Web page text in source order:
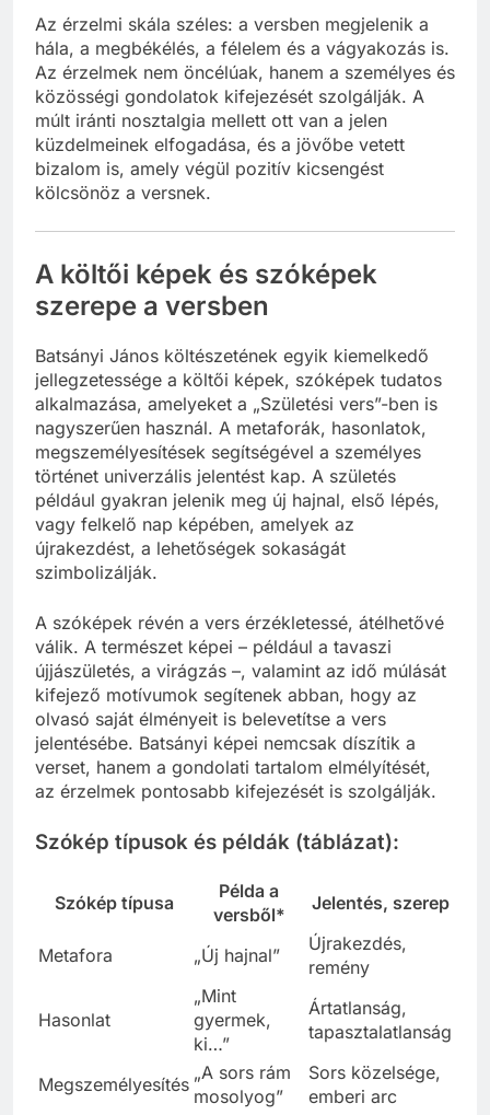
Az érzelmi skála széles: a versben megjelenik a
hála, a megbékélés, a félelem és a vágyakozás is.
Az érzelmek nem öncélúak, hanem a személyes és
közösségi gondolatok kifejezését szolgálják. A
múlt iránti nosztalgia mellett ott van a jelen
küzdelmeinek elfogadása, és a jövőbe vetett
bizalom is, amely végül pozitív kicsengést
kölcsönöz a versnek.
A költői képek és szóképek
szerepe a versben
Batsányi János költészetének egyik kiemelkedő
jellegzetessége a költői képek, szóképek tudatos
alkalmazása, amelyeket a „Születési vers”-ben is
nagyszerűen használ. A metaforák, hasonlatok,
megszemélyesítések segítségével a személyes
történet univerzális jelentést kap. A születés
például gyakran jelenik meg új hajnal, első lépés,
vagy felkelő nap képében, amelyek az
újrakezdést, a lehetőségek sokaságát
szimbolizálják.
A szóképek révén a vers érzékletessé, átélhetővé
válik. A természet képei – például a tavaszi
újjászületés, a virágzás –, valamint az idő múlását
kifejező motívumok segítenek abban, hogy az
olvasó saját élményeit is belevetítse a vers
jelentésébe. Batsányi képei nemcsak díszítik a
verset, hanem a gondolati tartalom elmélyítését,
az érzelmek pontosabb kifejezését is szolgálják.
Szókép típusok és példák (táblázat):
Szókép típusa
Példa a
versből*
Jelentés, szerep
Metafora „Új hajnal”
Újrakezdés,
remény
Hasonlat
„Mint
gyermek,
ki…”
Ártatlanság,
tapasztalatlanság
Megszemélyesítés
„A sors rám
mosolyog”
Sors közelsége,
emberi arc